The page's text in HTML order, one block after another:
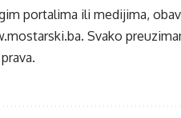
portalima ili medijima,
. Svako